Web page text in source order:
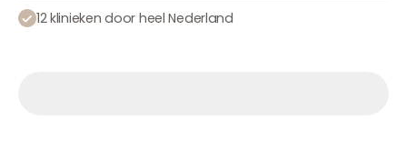
12 klinieken door heel Nederland